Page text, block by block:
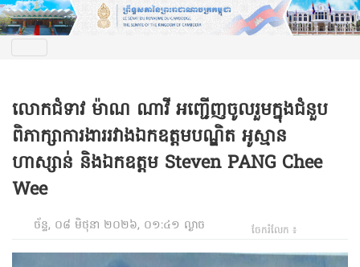
លោកជំទាវ ម៉ាណ ណាវី អញ្ជើញចូលរួមក្នុងជំនួប
ពិភាក្សាការងាររវាងឯកឧត្តមបណ្ឌិត អូស្មាន
ហាស្សាន់ និងឯកឧត្តម Steven PANG Chee
Wee
ច័ន្ទ, ០៨ មិថុនា ២០២៦, ០១:៤១ ល្ងាច ចែករំលែក ៖